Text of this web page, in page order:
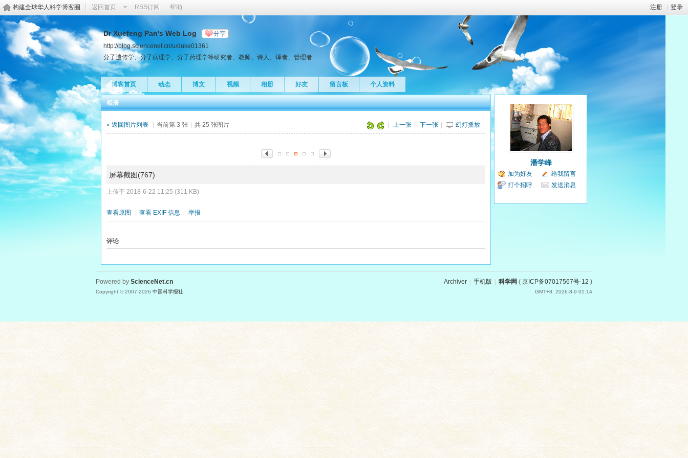
注册 登录
构建全球华人科学博客圈 返回首页 RSS订阅 帮助
Dr Xuefeng Pan's Web Log 分享
http://blog.sciencenet.cn/u/duke01361
分子遗传学、分子病理学、分子药理学等研究者、教师、诗人、译者、管理者
博客首页 动态 博文 视频 相册 好友 留言板 个人资料
相册
上一张 下一张 幻灯播放
« 返回图片列表 当前第 3 张 共 25 张图片
屏幕截图(767)
上传于 2018-6-22 11:25 (311 KB)
查看原图 查看 EXIF 信息 举报
评论
潘学峰
加为好友
给我留言
打个招呼
发送消息
Archiver 手机版 科学网 ( 京ICP备07017567号-12 )
GMT+8, 2026-8-9 01:14
Powered by ScienceNet.cn
Copyright © 2007-2026 中国科学报社